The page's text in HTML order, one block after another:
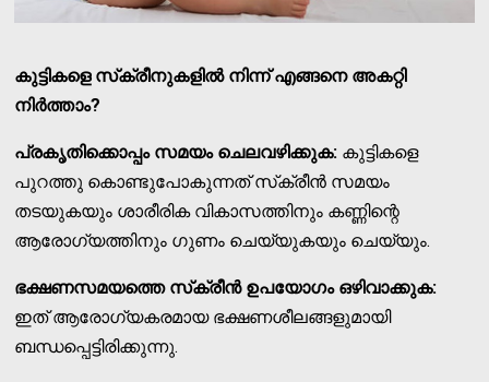
കുട്ടികളെ സ്‌ക്രീനുകളില്‍ നിന്ന് എങ്ങനെ അകറ്റി
നിര്‍ത്താം?
പ്രകൃതിക്കൊപ്പം സമയം ചെലവഴിക്കുക: കുട്ടികളെ
പുറത്തു കൊണ്ടുപോകുന്നത് സ്‌ക്രീന്‍ സമയം
തടയുകയും ശാരീരിക വികാസത്തിനും കണ്ണിന്റെ
ആരോഗ്യത്തിനും ഗുണം ചെയ്യുകയും ചെയ്യും.
ഭക്ഷണസമയത്തെ സ്‌ക്രീന്‍ ഉപയോഗം ഒഴിവാക്കുക:
ഇത് ആരോഗ്യകരമായ ഭക്ഷണശീലങ്ങളുമായി
ബന്ധപ്പെട്ടിരിക്കുന്നു.